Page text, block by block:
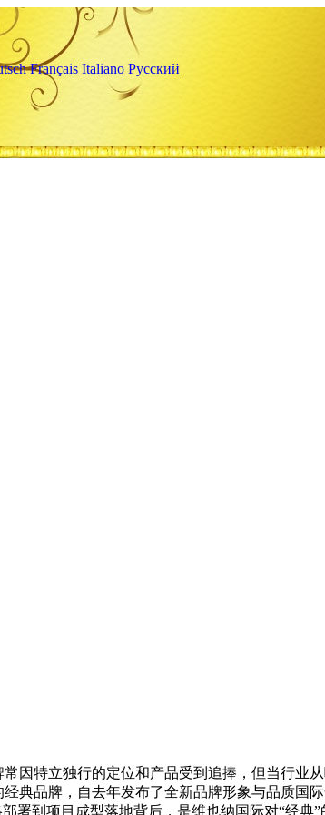
Français Italiano Русский
因特立独行的定位和产品受到追捧，但当行业
品牌，自去年发布了全新品牌形象与品质国
署到项目成型落地背后，是维也纳国际对“经典”